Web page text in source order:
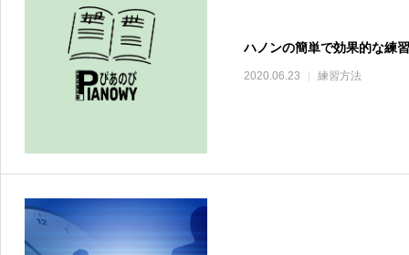
ハノンの簡単で効果的な練
2020.06.23 練習方法